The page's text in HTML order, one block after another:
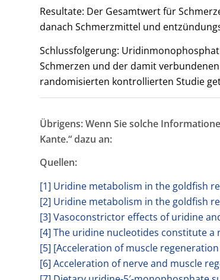
Resultate: Der Gesamtwert für
danach Schmerzmittel und
Schlussfolgerung:
Schmerzen und der damit
randomisierten kontrollierten Studie
Übrigens: Wenn Sie solche
Kante.“ dazu an:
Quellen:
[1] Uridine metabolism in the goldfish
[2] Uridine metabolism in the goldfish
[3] Vasoconstrictor effects of uridine
[4] The uridine nucleotides constitute
[5] [Acceleration of muscle
[6] Acceleration of nerve and muscle